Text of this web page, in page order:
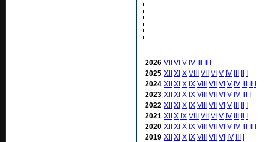
2026 VII VI V IV
2025 XII XI X VIII VII VI V IV
2024 XII XI X IX VIII VII VI V IV
2023 XII XI X IX VIII VII VI V IV
2022 XII XI X IX VIII VII VI V
2021 XII X IX VIII VII VI V IV
2020 XII XI X IX VIII VII VI V IV
2019 XII XI X IX VIII VII VI IV